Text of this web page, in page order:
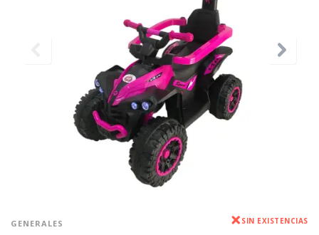
GENERALES SIN EXISTENCIAS